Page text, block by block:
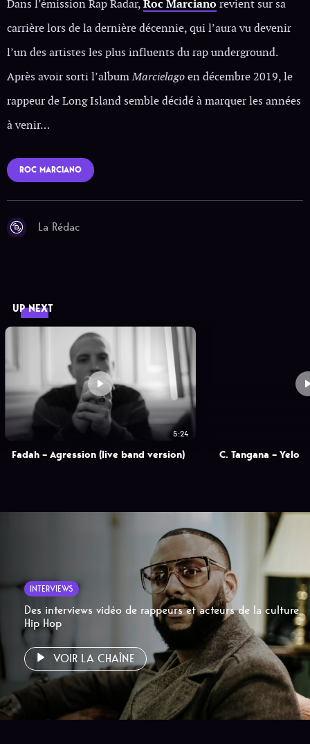
Dans l’émission Rap Radar,Roc Marciano revient sur sa
carrière lors de la dernière décennie, qui l’aura vu devenir
l’un des artistes les plus influents du rap underground.
Après avoir sorti l’albumMarcielagoen décembre 2019, le
rappeur de Long Island semble décidé à marquer les années
à venir…
ROC MARCIANO
La Rédac
UP NEXT
5:24
Fadah – Agression (live band version) C. Tangana – Yelo
INTERVIEWS
Des interviews vidéo de rappeurs et acteurs de la culture
Hip Hop
VOIR LA CHAÎNE